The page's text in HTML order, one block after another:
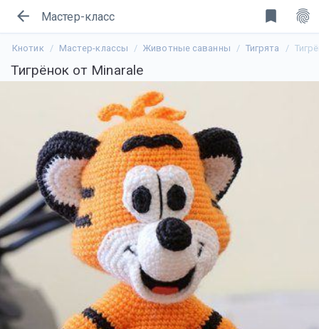
bookmark fingerprint
arrow_back Мастер-класс
Кнотик Мастер-классы Животные саванны Тигрята
Тигрёнок от Minarale